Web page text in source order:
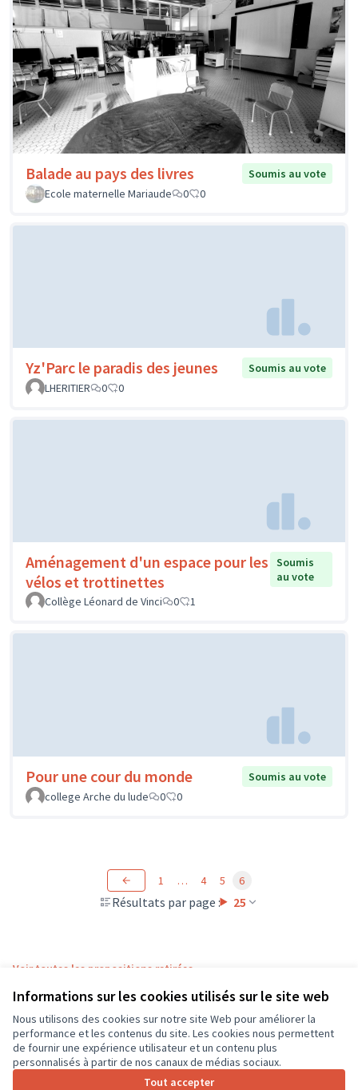
Informations sur les cookies utilisés sur le site web
Nous utilisons des cookies sur notre site Web pour améliorer la
performance et les contenus du site. Les cookies nous permettent
de fournir une expérience utilisateur et un contenu plus
personnalisés à partir de nos canaux de médias sociaux.
Tout accepter
Balade au pays des livres
Soumis au vote
Ecole maternelle Mariaude
0 0
Yz'Parc le paradis des jeunes
Soumis au vote
LHERITIER
0 0
Aménagement d'un espace pour les
vélos et trottinettes
Soumis
au vote
Collège Léonard de Vinci
0 1
Pour une cour du monde
Soumis au vote
college Arche du lude
0 0
Résultats par page : 25
1 … 4 5 6
Voir toutes les propositions retirées
Conditions d'utilisation
Paramètres des cookies
CD37 sur X
(Lien externe)
CD37 sur Facebook
CD37 sur Instagram
CD37 sur YouTube
(Lien externe)